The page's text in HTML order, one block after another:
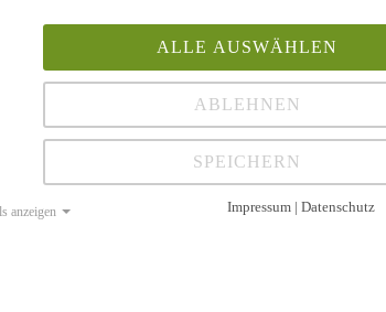
Ernährungsberatung an der Uni Essen. Sie wird uns
oder Birgit Schwenke.
ALLE AUSWÄHLEN
ABLEHNEN
SPEICHERN
anzeigen Impressum | Datenschutz